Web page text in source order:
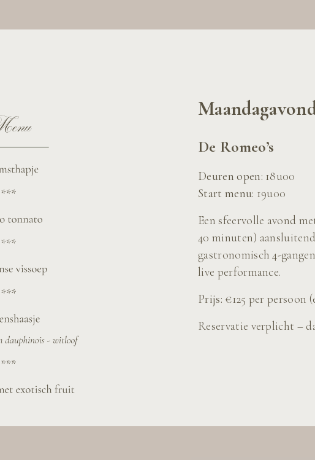
De Romeo’s
Deuren open: 18u00
Start menu: 19u00
Een sfeervolle avond
40 minuten)
gastronomisch 4-
live performance.
Prijs: €125 per persoon
Reservatie verplicht –